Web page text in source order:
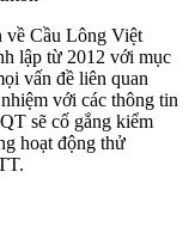
về Cầu Lông Việt
lập từ 2012 với mục
vấn đề liên quan
với các thông tin
sẽ cố gắng kiểm
hoạt động thử